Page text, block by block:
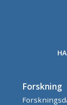
Forskning